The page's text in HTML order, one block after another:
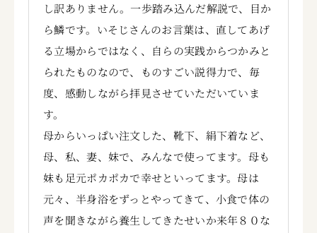
し訳ありません。一歩踏み込んだ解説で、目か
ら鱗です。いそじさんのお言葉は、直してあげ
る立場からではなく、自らの実践からつかみと
られたものなので、ものすごい説得力で、毎
度、感動しながら拝見させていただいていま
す。
母からいっぱい注文した、靴下、絹下着など、
母、私、妻、妹で、みんなで使ってます。母も
妹も足元ポカポカで幸せといってます。母は
元々、半身浴をずっとやってきて、小食で体の
声を聞きながら養生してきたせいか来年８０な